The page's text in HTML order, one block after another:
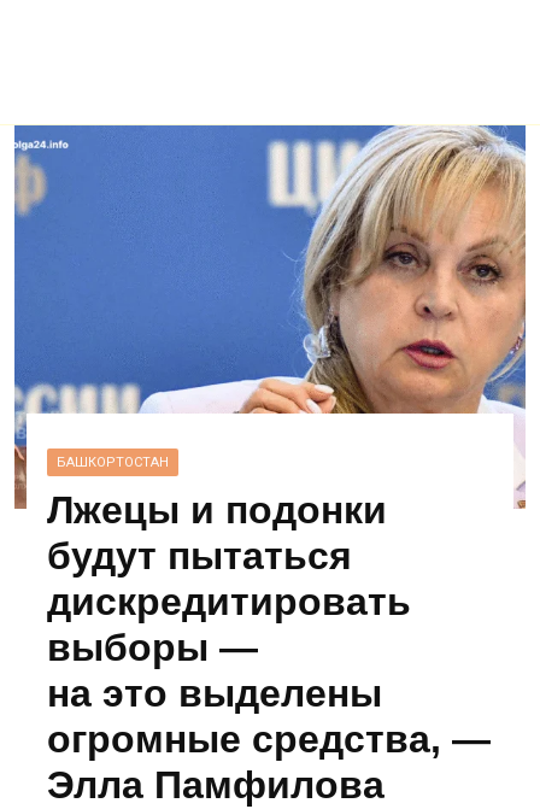
БАШКОРТОСТАН
Лжецы и подонки
будут пытаться
дискредитировать
выборы —
на это выделены
огромные средства, —
Элла Памфилова